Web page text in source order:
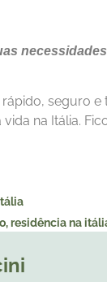
necessidades
seguro
na Itália.
,residência na